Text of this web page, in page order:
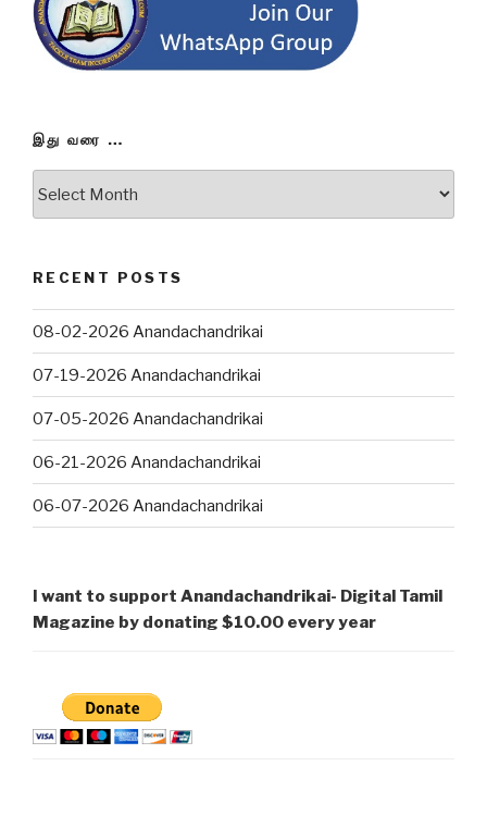
இது வரை …
RECENT POSTS
08-02-2026 Anandachandrikai
07-19-2026 Anandachandrikai
07-05-2026 Anandachandrikai
06-21-2026 Anandachandrikai
06-07-2026 Anandachandrikai
I want to support Anandachandrikai- Digital Tamil
Magazine by donating $10.00 every year